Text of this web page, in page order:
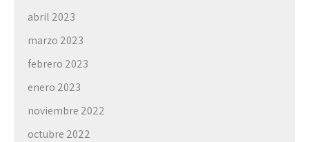
abril 2023
marzo 2023
febrero 2023
enero 2023
noviembre 2022
octubre 2022